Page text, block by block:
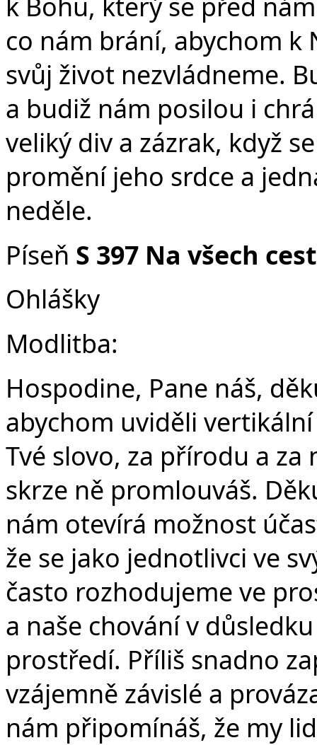
co nám brání, abychom k
svůj život nezvládneme.
a budiž nám posilou i
veliký div a zázrak, když
promění jeho srdce a
neděle.
Píseň S 397 Na všech
Ohlášky
Modlitba:
Hospodine, Pane náš,
abychom uviděli
Tvé slovo, za přírodu a za
skrze ně promlouváš.
nám otevírá možnost
že se jako jednotlivci ve
často rozhodujeme ve
a naše chování v
prostředí. Příliš snadno
vzájemně závislé a
nám připomínáš, že my